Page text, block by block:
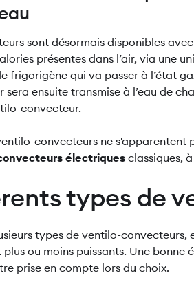
sont désormais disponibles avec
présentes dans l’air, via une
frigorigène qui va passer à l’état
sera ensuite transmise à l’eau de
convecteur.
convecteurs ne s'apparentent
électriques classiques,
types de
types de ventilo-
ou moins puissants. Une
prise en compte lors du choix.